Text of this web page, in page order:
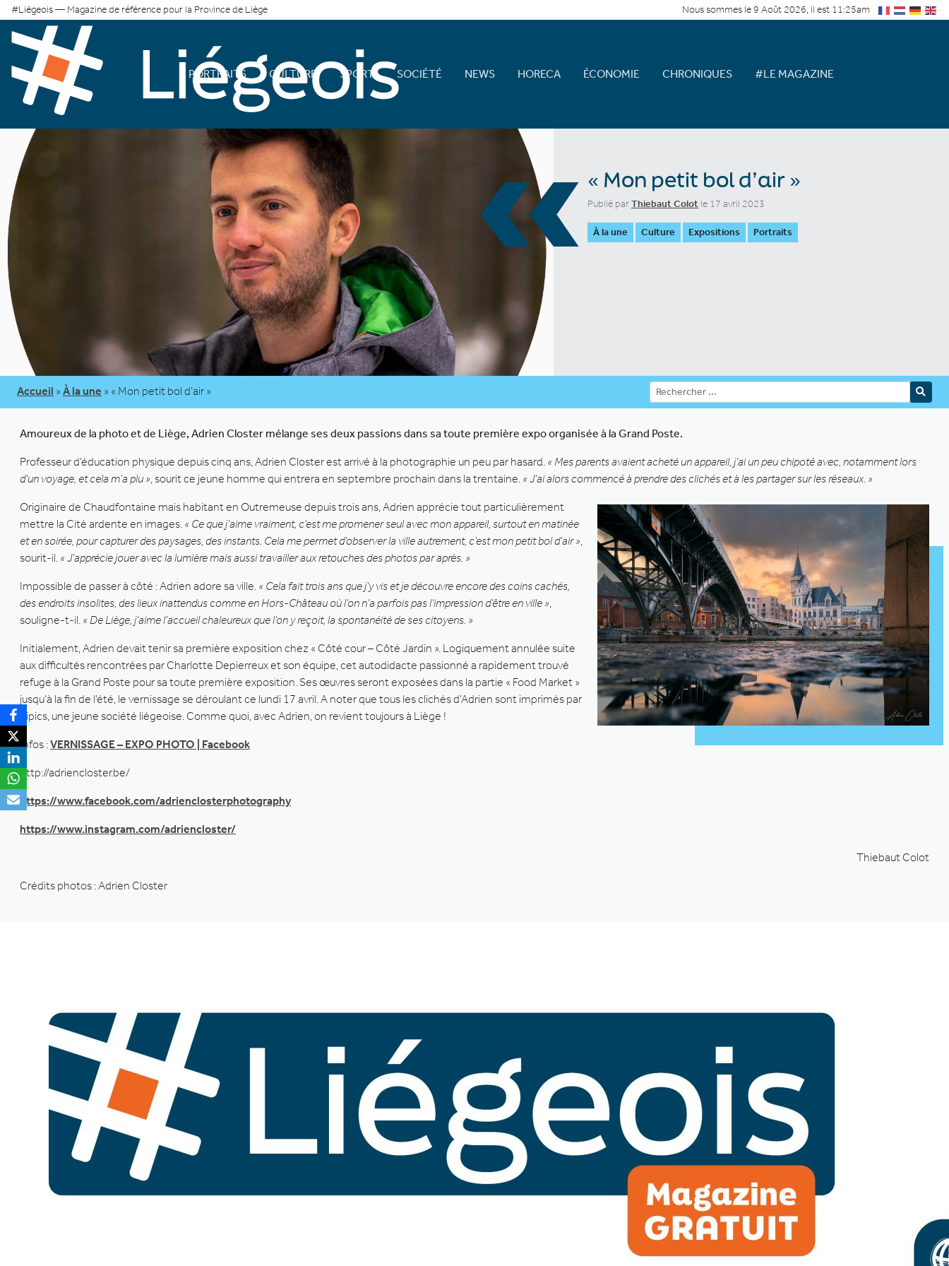
#Liégeois — Magazine de référence pour la Province de Liège Nous sommes le 9 Août 2026, il est 11:25am
PORTRAITS CULTURE SPORT SOCIÉTÉ NEWS HORECA ÉCONOMIE CHRONIQUES #LE MAGAZINE
«« Mon petit bol d’air »
Publié parThiebaut Colot le 17 avril 2023
À la une Culture Expositions Portraits
Accueil » À la une » « Mon petit bol d’air »
Amoureux de la photo et de Liège, Adrien Closter mélange ses deux passions dans sa toute première expo organisée à la Grand Poste.
Professeur d’éducation physique depuis cinq ans, Adrien Closter est arrivé à la photographie un peu par hasard. « Mes parents avaient acheté un appareil, j’ai un peu chipoté avec, notamment lors
d’un voyage, et cela m’a plu », sourit ce jeune homme qui entrera en septembre prochain dans la trentaine. « J’ai alors commencé à prendre des clichés et à les partager sur les réseaux. »
Originaire de Chaudfontaine mais habitant en Outremeuse depuis trois ans, Adrien apprécie tout particulièrement
mettre la Cité ardente en images. « Ce que j’aime vraiment, c’est me promener seul avec mon appareil, surtout en matinée
et en soirée, pour capturer des paysages, des instants. Cela me permet d’observer la ville autrement, c’est mon petit bol d’air »,
sourit-il. « J’apprécie jouer avec la lumière mais aussi travailler aux retouches des photos par après. »
Impossible de passer à côté : Adrien adore sa ville. « Cela fait trois ans que j’y vis et je découvre encore des coins cachés,
des endroits insolites, des lieux inattendus comme en Hors-Château où l’on n’a parfois pas l’impression d’être en ville »,
souligne-t-il. « De Liège, j’aime l’accueil chaleureux que l’on y reçoit, la spontanéité de ses citoyens. »
Initialement, Adrien devait tenir sa première exposition chez « Côté cour – Côté Jardin ». Logiquement annulée suite
aux difficultés rencontrées par Charlotte Depierreux et son équipe, cet autodidacte passionné a rapidement trouvé
refuge à la Grand Poste pour sa toute première exposition. Ses œuvres seront exposées dans la partie « Food Market »
jusqu’à la fin de l’été, le vernissage se déroulant ce lundi 17 avril. A noter que tous les clichés d’Adrien sont imprimés par
Lipics, une jeune société liégeoise. Comme quoi, avec Adrien, on revient toujours à Liège !
Infos :VERNISSAGE – EXPO PHOTO | Facebook
http://adriencloster.be/
https://www.facebook.com/adrienclosterphotography
https://www.instagram.com/adriencloster/
Thiebaut Colot
Crédits photos : Adrien Closter